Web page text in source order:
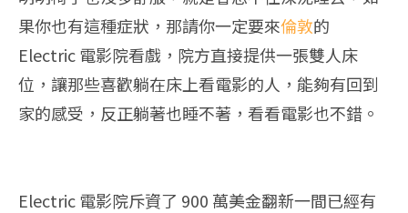
果你也有這種症狀，那請你一定要來倫敦的
Electric 電影院看戲，院方直接提供一張雙人床
位，讓那些喜歡躺在床上看電影的人，能夠有回到
家的感受，反正躺著也睡不著，看看電影也不錯。
Electric 電影院斥資了 900 萬美金翻新一間已經有